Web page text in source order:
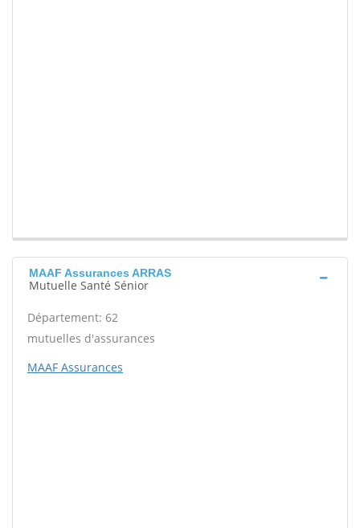
MAAF Assurances ARRAS
Mutuelle Santé Sénior
Département: 62
mutuelles d'assurances
MAAF Assurances